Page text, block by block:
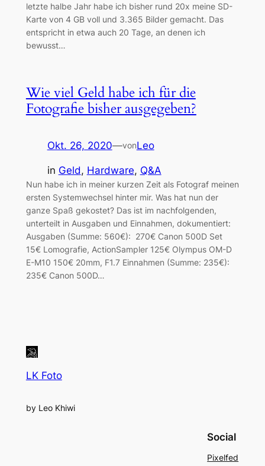
letzte halbe Jahr habe ich bisher rund 20x meine SD-
Karte von 4 GB voll und 3.365 Bilder gemacht. Das
entspricht in etwa auch 20 Tage, an denen ich
bewusst…
Wie viel Geld habe ich für die
Fotografie bisher ausgegeben?
Okt. 26, 2020—vonLeo
in Geld, Hardware, Q&A
Nun habe ich in meiner kurzen Zeit als Fotograf meinen
ersten Systemwechsel hinter mir. Was hat nun der
ganze Spaß gekostet? Das ist im nachfolgenden,
unterteilt in Ausgaben und Einnahmen, dokumentiert:
Ausgaben (Summe: 560€): 270€ Canon 500D Set
15€ Lomografie, ActionSampler 125€ Olympus OM-D
E-M10 150€ 20mm, F1.7 Einnahmen (Summe: 235€):
235€ Canon 500D…
LK Foto
by Leo Khiwi
Social
Pixelfed